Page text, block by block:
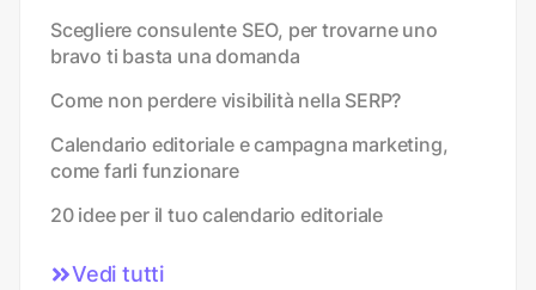
Scegliere consulente SEO, per trovarne uno
bravo ti basta una domanda
Come non perdere visibilità nella SERP?
Calendario editoriale e campagna marketing,
come farli funzionare
20 idee per il tuo calendario editoriale
Vedi tutti